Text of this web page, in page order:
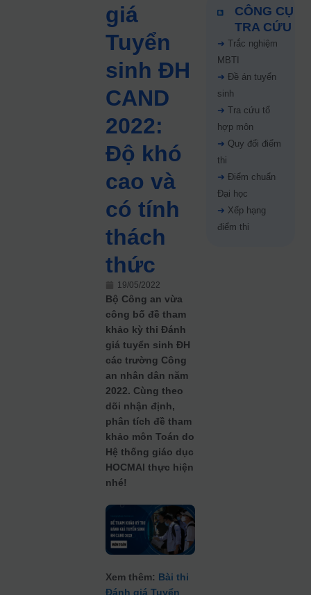
giá
Tuyển
sinh ĐH
CAND
2022:
Độ khó
cao và
có tính
thách
thức
19/05/2022
Bộ Công an vừa
công bố đề tham
khảo kỳ thi Đánh
giá tuyển sinh ĐH
các trường Công
an nhân dân năm
2022. Cùng theo
dõi nhận định,
phân tích đề tham
khảo môn Toán do
Hệ thống giáo dục
HOCMAI thực hiện
nhé!
Xem thêm: Bài thi
Đánh giá Tuyển
67%
CÔNG CỤ
TRA CỨU
➜ Trắc nghiệm
MBTI
➜ Đề án tuyển
sinh
➜ Tra cứu tổ
hợp môn
➜ Quy đổi điểm
thi
➜ Điểm chuẩn
Đại học
➜ Xếp hạng
điểm thi